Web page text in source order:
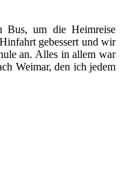
um die Heimreise
gebessert und wir
an. Alles in allem war
Weimar, den ich jedem